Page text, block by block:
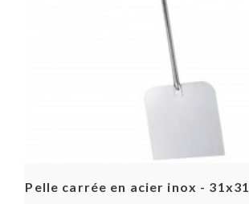
Pelle carrée en acier inox -